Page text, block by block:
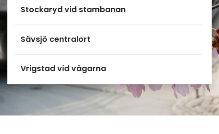
Stockaryd vid stambanan
Sävsjö centralort
Vrigstad vid vägarna